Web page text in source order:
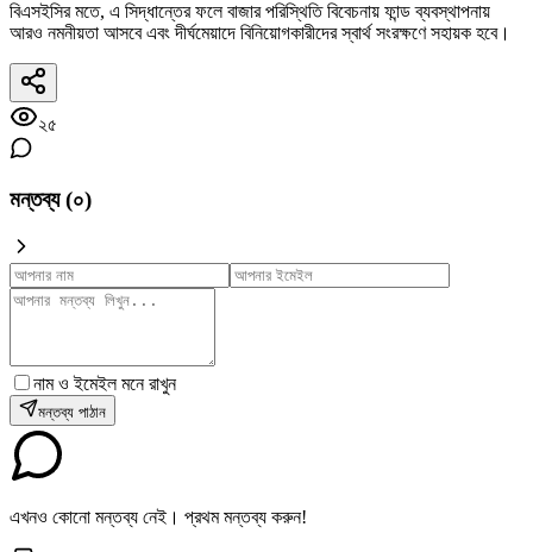
বিএসইসির মতে, এ সিদ্ধান্তের ফলে বাজার পরিস্থিতি বিবেচনায় ফান্ড ব্যবস্থাপনায়
আরও নমনীয়তা আসবে এবং দীর্ঘমেয়াদে বিনিয়োগকারীদের স্বার্থ সংরক্ষণে সহায়ক হবে।
২৫
মন্তব্য (০)
নাম ও ইমেইল মনে রাখুন
মন্তব্য পাঠান
এখনও কোনো মন্তব্য নেই। প্রথম মন্তব্য করুন!